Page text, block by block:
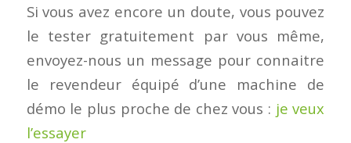
Si vous avez encore un doute, vous pouvez
le tester gratuitement par vous même,
envoyez-nous un message pour connaitre
le revendeur équipé d’une machine de
démo le plus proche de chez vous : je veux
l’essayer